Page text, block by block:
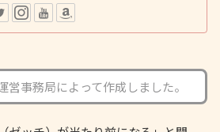
営事務局によって作成しました。